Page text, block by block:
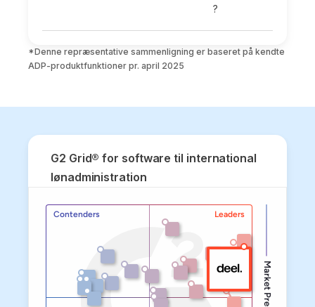
?
*Denne repræsentative sammenligning er baseret på kendte
G2 Grid® for software til international
lønadministration